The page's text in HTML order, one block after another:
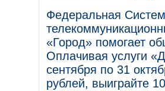
Федеральная
«Город» помогает
Оплачивая услуги
сентября по 31
рублей, выиграйте